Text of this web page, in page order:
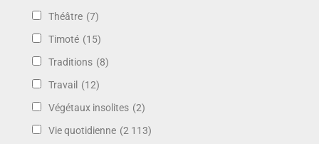
Théâtre (7)
Timoté (15)
Traditions (8)
Travail (12)
Végétaux insolites (2)
Vie quotidienne (2 113)